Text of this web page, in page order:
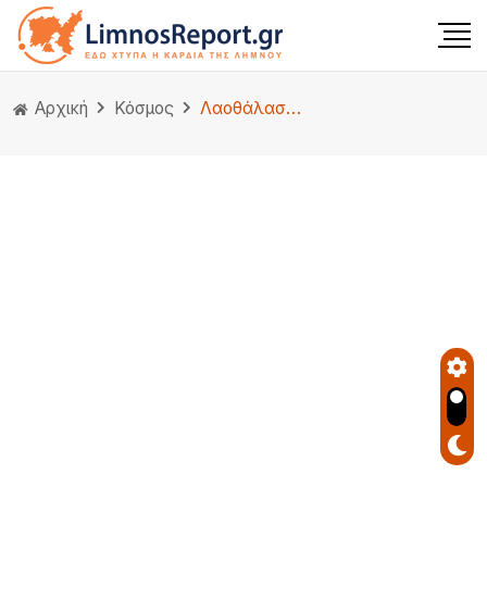
Αρχική Κόσμος Λαοθάλασσα στην κηδεία του Σαίφ αλ-Ισλάμ Καντάφι, που δολοφονήθηκε από αγνώστους. Οι περιγραφές σοκάρουν.